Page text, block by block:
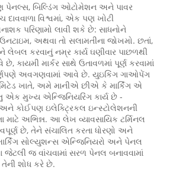
પેનલ્સ, બિલ્ડિંગ ઓટોમેશન અને પાવર
દાવવાળા વિશ્વમાં, એક પણ ખોટી
પરિણામો લાવી શકે છે: સાધનોને
અથવા તો સલામતીના જોખમો. છતાં,
લેબલ કરવાનું નમ્ર કાર્ય ઘણીવાર પાછળથી
છે, કાયમી માર્કર સાથે ઉતાવળમાં પૂર્ણ કરવામાં
અવગણવામાં આવે છે. યુઇકિંગ ગાઓપેંગ
ખાતે, અમે માનીએ છીએ કે માર્કિંગ એ
એક મુખ્ય એન્જિનિયરિંગ કાર્ય છે -
કોઈપણ ઇલેક્ટ્રિકલ ઇન્સ્ટોલેશનની
માટે અભિન્ન. આ લેખ વ્યાવસાયિક ટર્મિનલ
છે, તેને સંચાલિત કરતા ધોરણો અને
સોલ્યુશન્સ એન્જિનિયરો અને પેનલ
જેટલી જ વાંચવામાં સરળ પેનલ બનાવવામાં
શોધ કરે છે.